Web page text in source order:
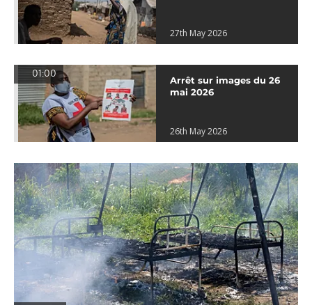
27th May 2026
01:00
Arrêt sur images du 26
mai 2026
26th May 2026